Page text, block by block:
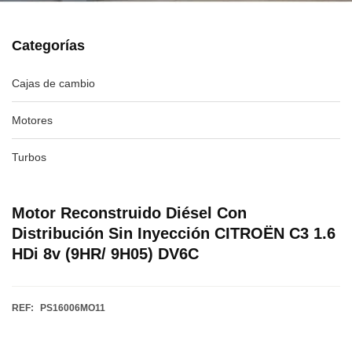
Categorías
Cajas de cambio
Motores
Turbos
Motor Reconstruido Diésel Con
Distribución Sin Inyección CITROËN C3 1.6
HDi 8v (9HR/ 9H05) DV6C
REF: PS16006MO11